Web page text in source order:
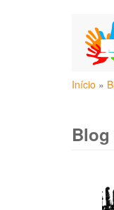
Você
Início »
Blog